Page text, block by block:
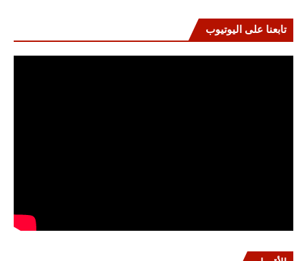
تابعنا على اليوتيوب